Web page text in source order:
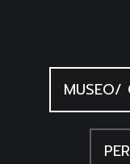
MUSEO/